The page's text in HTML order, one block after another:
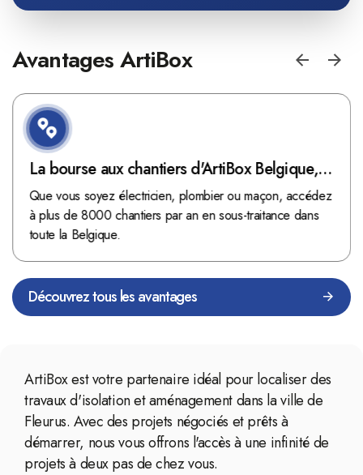
Avantages ArtiBox
La bourse aux chantiers d'ArtiBox Belgique,
véritable mine d'or !
Que vous soyez électricien, plombier ou maçon, accédez
à plus de 8000 chantiers par an en sous-traitance dans
toute la Belgique.
Découvrez tous les avantages
ArtiBox est votre partenaire idéal pour localiser des
travaux d'isolation et aménagement dans la ville de
Fleurus. Avec des projets négociés et prêts à
démarrer, nous vous offrons l'accès à une infinité de
projets à deux pas de chez vous.